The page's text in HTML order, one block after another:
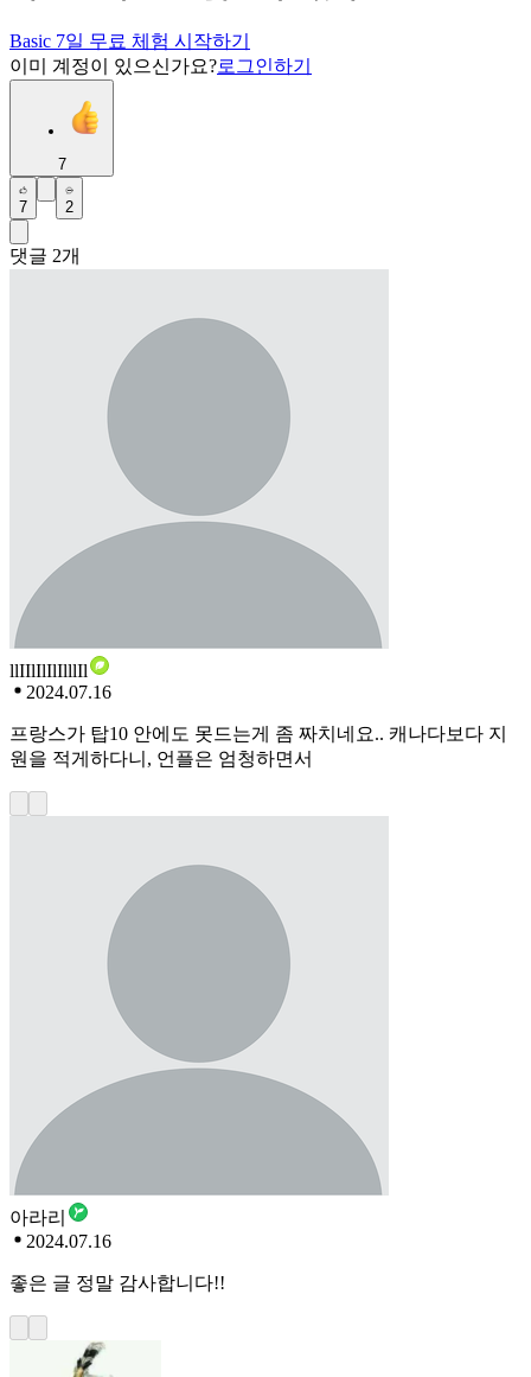
Basic 7일 무료 체험 시작하기
이미 계정이 있으신가요?로그인하기
7
7 2
댓글 2개
llIIlIlIlIlllIl
2024.07.16
프랑스가 탑10 안에도 못드는게 좀 짜치네요.. 캐나다보다 지
원을 적게하다니, 언플은 엄청하면서
아라리
2024.07.16
좋은 글 정말 감사합니다!!